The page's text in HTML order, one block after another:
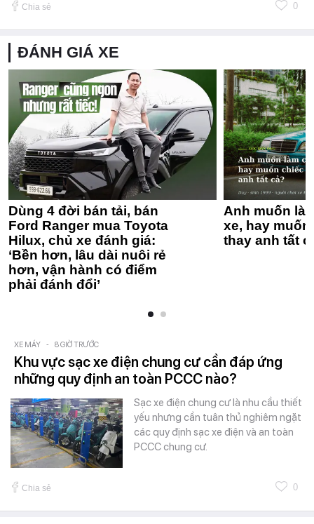
Chia sẻ 0
ĐÁNH GIÁ XE
Dùng 4 đời bán tải, bán
Ford Ranger mua Toyota
Hilux, chủ xe đánh giá:
‘Bền hơn, lâu dài nuôi rẻ
hơn, vận hành có điểm
phải đánh đổi’
Anh muốn
xe, hay
thay anh tất
XE MÁY - 8 GIỜ TRƯỚC
Khu vực sạc xe điện chung cư cần đáp ứng
những quy định an toàn PCCC nào?
Sạc xe điện chung cư là nhu cầu thiết
yếu nhưng cần tuân thủ nghiêm ngặt
các quy định sạc xe điện và an toàn
PCCC chung cư.
Chia sẻ 0